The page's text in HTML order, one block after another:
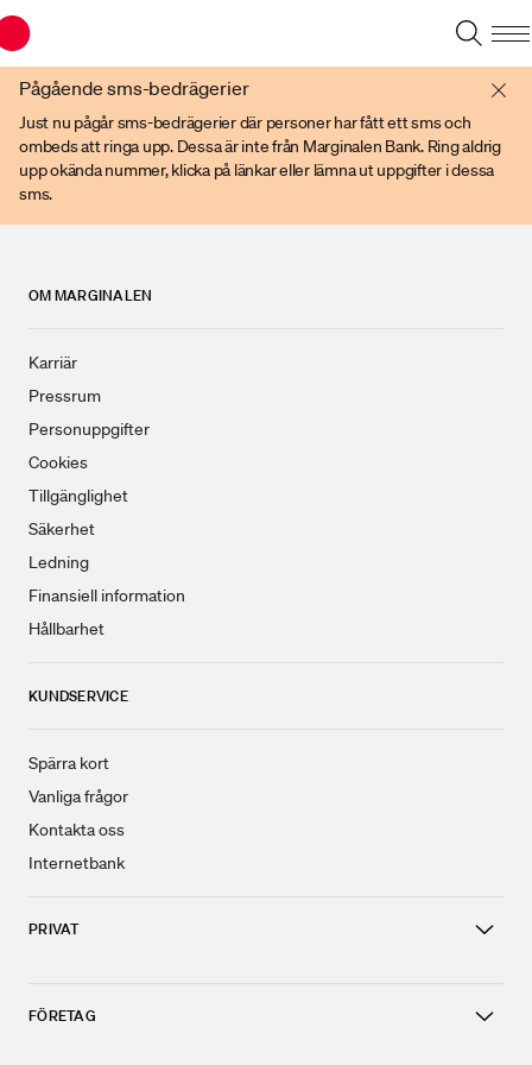
Pågående sms-bedrägerier
Just nu pågår sms-bedrägerier där personer har fått ett sms och
ombeds att ringa upp. Dessa är inte från Marginalen Bank. Ring aldrig
upp okända nummer, klicka på länkar eller lämna ut uppgifter i dessa
sms.
OM MARGINALEN
Karriär
Pressrum
Personuppgifter
Cookies
Tillgänglighet
Säkerhet
Ledning
Finansiell information
Hållbarhet
KUNDSERVICE
Spärra kort
Vanliga frågor
Kontakta oss
Internetbank
PRIVAT
FÖRETAG
Du har en gammal webbläsare. Vänligen använd senare versioner av t ex